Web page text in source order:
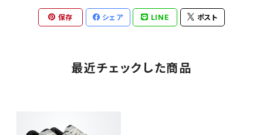
保存 シェア LINE ポスト
最近チェックした商品